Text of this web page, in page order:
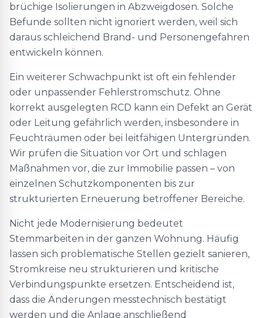
brüchige Isolierungen in Abzweigdosen. Solche
Befunde sollten nicht ignoriert werden, weil sich
daraus schleichend Brand- und Personengefahren
entwickeln können.
Ein weiterer Schwachpunkt ist oft ein fehlender
oder unpassender Fehlerstromschutz. Ohne
korrekt ausgelegten RCD kann ein Defekt an Gerät
oder Leitung gefährlich werden, insbesondere in
Feuchträumen oder bei leitfähigen Untergründen.
Wir prüfen die Situation vor Ort und schlagen
Maßnahmen vor, die zur Immobilie passen – von
einzelnen Schutzkomponenten bis zur
strukturierten Erneuerung betroffener Bereiche.
Nicht jede Modernisierung bedeutet
Stemmarbeiten in der ganzen Wohnung. Häufig
lassen sich problematische Stellen gezielt sanieren,
Stromkreise neu strukturieren und kritische
Verbindungspunkte ersetzen. Entscheidend ist,
dass die Änderungen messtechnisch bestätigt
werden und die Anlage anschließend